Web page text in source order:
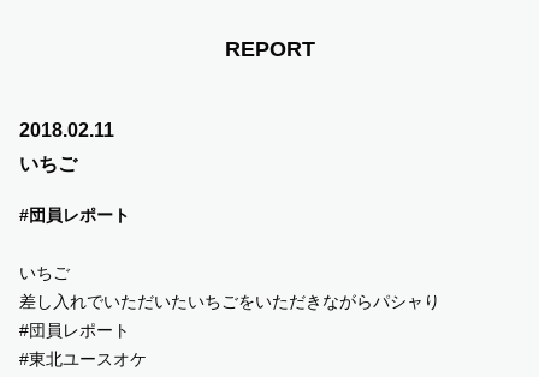
OUR STORY
SUPPORT US
REPORT
2018.02.11
いちご
#団員レポート
いちご
差し入れでいただいたいちごをいただきながらパシャり
#団員レポート
#東北ユースオケ